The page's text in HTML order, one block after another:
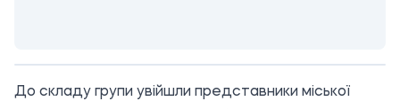
До складу групи увійшли представники міської